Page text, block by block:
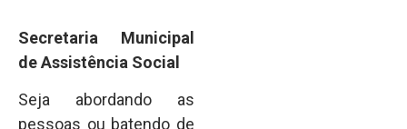
Secretaria Municipal
de Assistência Social
Seja abordando as
pessoas ou batendo de